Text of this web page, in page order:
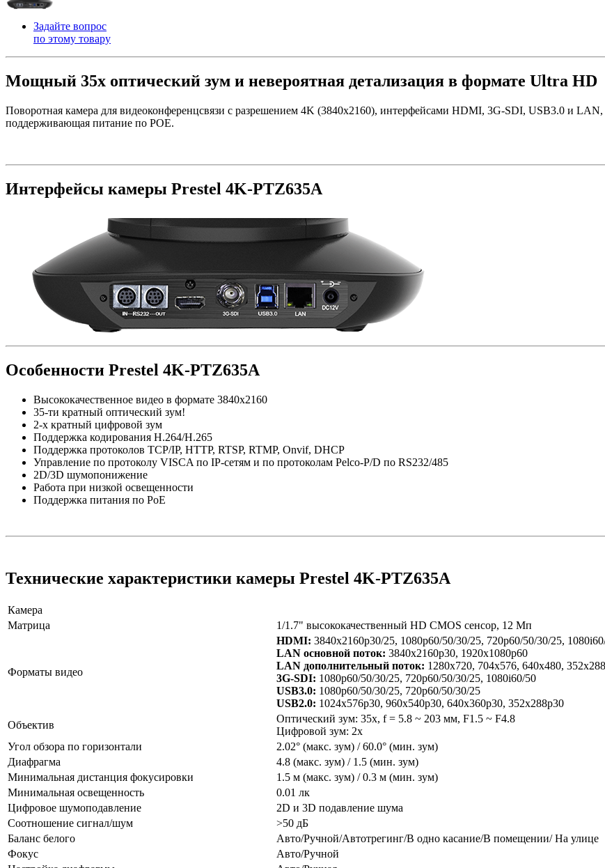
Задайте вопрос
по этому товару
Мощный 35х оптический зум и невероятная детализация в формате Ultra HD
Поворотная камера для видеоконференцсвязи с разрешением 4K (3840x2160), интерфейсами HDMI, 3G-SDI, USB3.0 и
поддерживающая питание по POE.
Интерфейсы камеры Prestel 4K-PTZ635A
Особенности Prestel 4K-PTZ635A
Высококачественное видео в формате 3840x2160
35-ти кратный оптический зум!
2-х кратный цифровой зум
Поддержка кодирования H.264/H.265
Поддержка протоколов TCP/IP, HTTP, RTSP, RTMP, Onvif, DHCP
Управление по протоколу VISCA по IP-сетям и по протоколам Pelco-P/D по RS232/485
2D/3D шумопонижение
Работа при низкой освещенности
Поддержка питания по PoE
Технические характеристики камеры Prestel 4K-PTZ635A
Камера
Матрица
1/1.7" высококачественный HD CMOS сенсор, 12 Мп
Форматы видео
HDMI: 3840x2160p30/25, 1080p60/50/30/25, 720p60/50/30/25,
LAN основной поток: 3840x2160p30, 1920x1080p60
LAN дополнительный поток: 1280x720, 704x576, 640x480, 352x288
3G-SDI: 1080p60/50/30/25, 720p60/50/30/25, 1080i60/50
USB3.0: 1080p60/50/30/25, 720p60/50/30/25
USB2.0: 1024x576p30, 960x540p30, 640x360p30, 352x288p30
Объектив
Оптический зум: 35x, f = 5.8 ~ 203 мм, F1.5 ~ F4.8
Цифровой зум: 2х
Угол обзора по горизонтали
2.02° (макс. зум) / 60.0° (мин. зум)
Диафрагма
4.8 (макс. зум) / 1.5 (мин. зум)
Минимальная дистанция фокусировки
1.5 м (макс. зум) / 0.3 м (мин. зум)
Минимальная освещенность
0.01 лк
Цифровое шумоподавление
2D и 3D подавление шума
Соотношение сигнал/шум
>50 дБ
Баланс белого
Авто/Ручной/Автотрегинг/В одно касание/В помещении/ На улице
Фокус
Авто/Ручной